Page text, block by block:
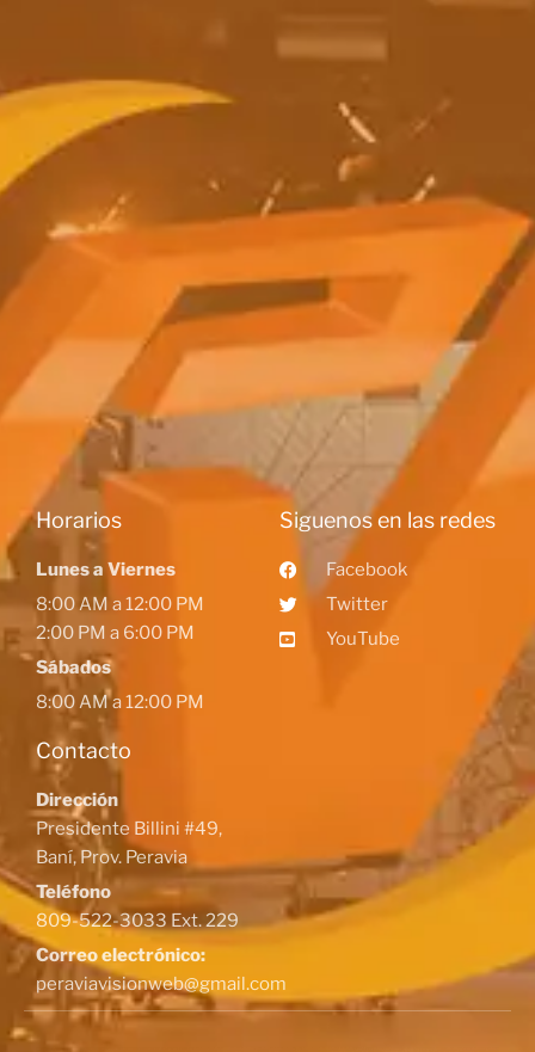
Horarios
Lunes a Viernes
8:00 AM a 12:00 PM
2:00 PM a 6:00 PM
Sábados
8:00 AM a 12:00 PM
Contacto
Dirección
Presidente Billini #49,
Baní, Prov. Peravia
Teléfono
809-522-3033 Ext. 229
Correo electrónico:
peraviavisionweb@gmail.com
Siguenos en las redes
Facebook
Twitter
YouTube